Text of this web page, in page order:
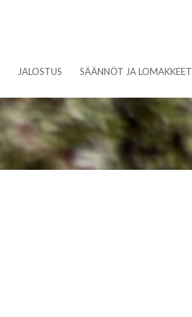
JALOSTUS SÄÄNNÖT JA LOMAKKEET